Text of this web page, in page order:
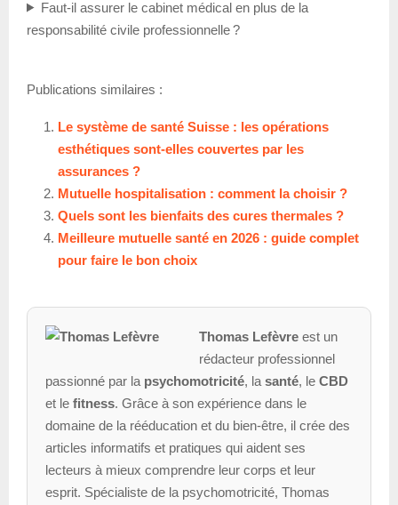
Faut-il assurer le cabinet médical en plus de la
responsabilité civile professionnelle ?
Publications similaires :
Le système de santé Suisse : les opérations
esthétiques sont-elles couvertes par les
assurances ?
Mutuelle hospitalisation : comment la choisir ?
Quels sont les bienfaits des cures thermales ?
Meilleure mutuelle santé en 2026 : guide complet
pour faire le bon choix
Thomas Lefèvreest un
rédacteur professionnel
passionné par la psychomotricité, la santé, le CBD
et le fitness. Grâce à son expérience dans le
domaine de la rééducation et du bien-être, il crée des
articles informatifs et pratiques qui aident ses
lecteurs à mieux comprendre leur corps et leur
esprit. Spécialiste de la psychomotricité, Thomas